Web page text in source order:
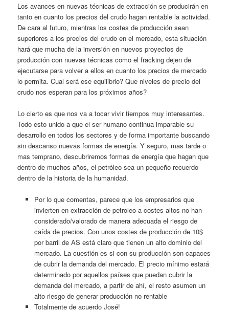
Los avances en nuevas técnicas de extracción se producirán en
tanto en cuanto los precios del crudo hagan rentable la actividad.
De cara al futuro, mientras los costes de producción sean
superiores a los precios del crudo en el mercado, esta situación
hará que mucha de la inversión en nuevos proyectos de
producción con nuevas técnicas como el fracking dejen de
ejecutarse para volver a ellos en cuanto los precios de mercado
lo permita. Cual será ese equilibrio? Que niveles de precio del
crudo nos esperan para los próximos años?
Lo cierto es que nos va a tocar vivir tiempos muy interesantes.
Todo esto unido a que el ser humano continua imparable su
desarrollo en todos los sectores y de forma importante buscando
sin descanso nuevas formas de energía. Y seguro, mas tarde o
mas temprano, descubriremos formas de energía que hagan que
dentro de muchos años, el petróleo sea un pequeño recuerdo
dentro de la historia de la humanidad.
Por lo que comentas, parece que los empresarios que
invierten en extracción de petroleo a costes altos no han
considerado/valorado de manera adecuada el riesgo de
caída de precios. Con unos costes de producción de 10$
por barril de AS está claro que tienen un alto dominio del
mercado. La cuestión es si con su producción son capaces
de cubrir la demanda del mercado. El precio mínimo estará
determinado por aquellos países que puedan cubrir la
demanda del mercado, a partir de ahí, el resto asumen un
alto riesgo de generar producción no rentable
Totalmente de acuerdo José!